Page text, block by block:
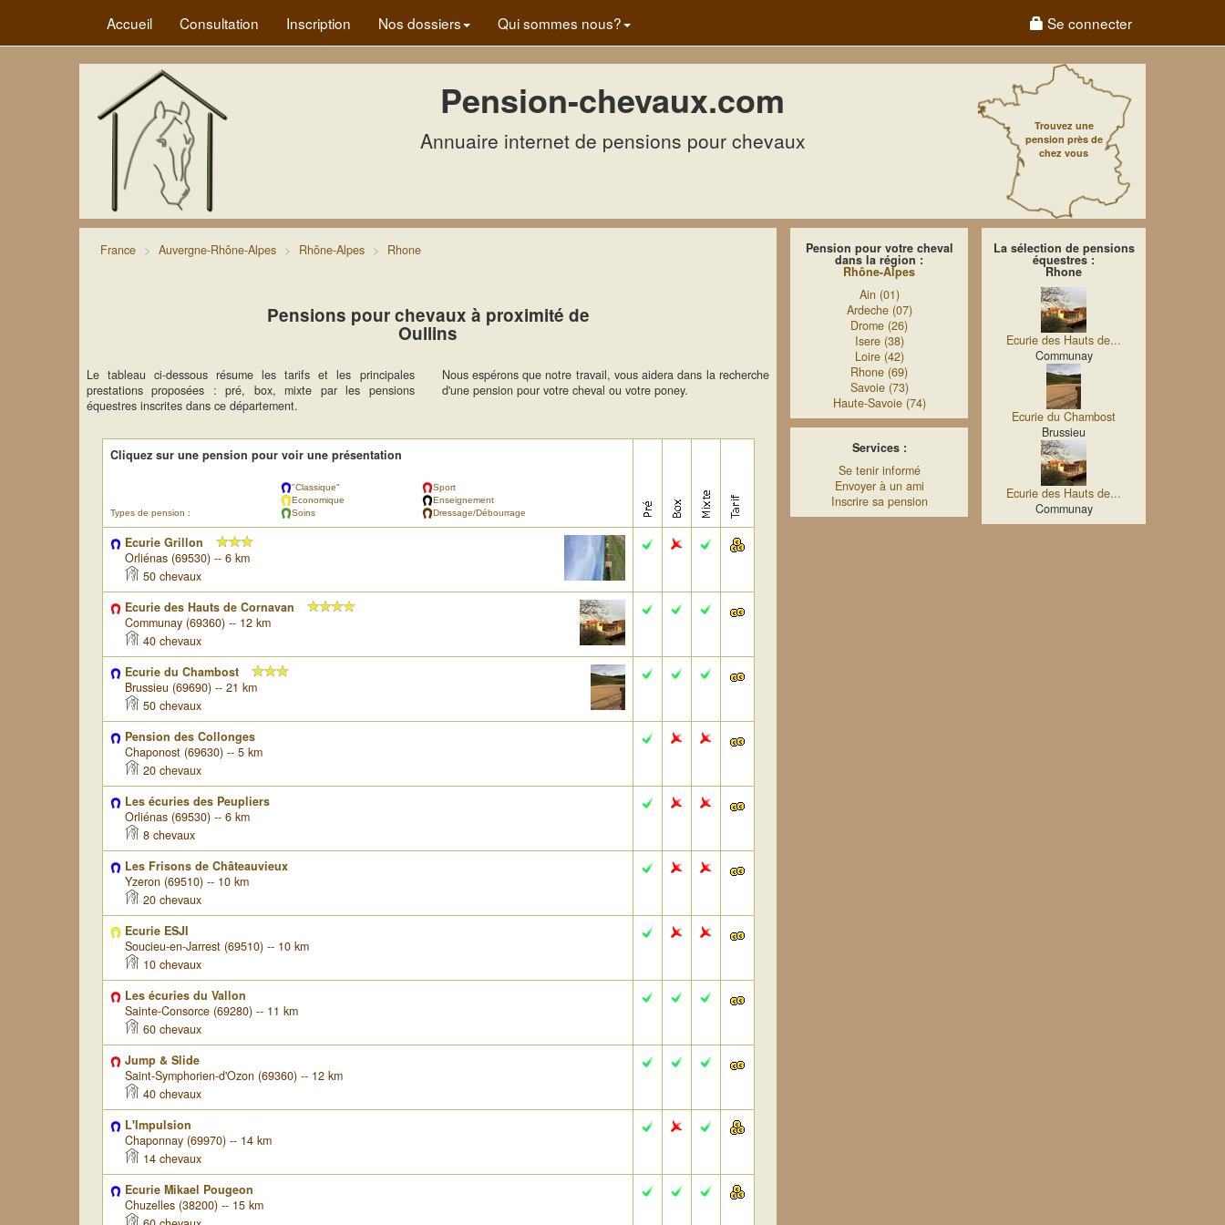
Accueil Consultation Inscription Nos dossiers Qui sommes nous? Se connecter
Pension-chevaux.com
Annuaire internet de pensions pour chevaux
Trouvez une
pension près de
chez vous
France Auvergne-Rhône-Alpes Rhône-Alpes Rhone
Pensions pour chevaux à proximité de
Oullins
Le tableau ci-dessous résume les tarifs et les principales
prestations proposées : pré, box, mixte par les pensions
équestres inscrites dans ce département.
Nous espérons que notre travail, vous aidera dans la recherche
d'une pension pour votre cheval ou votre poney.
Cliquez sur une pension pour voir une présentation
Types de pension :
"Classique"
Economique
Soins
Sport
Enseignement
Dressage/Débourrage
Ecurie Grillon
Orliénas (69530) -- 6 km
50 chevaux
Ecurie des Hauts de Cornavan
Communay (69360) -- 12 km
40 chevaux
Ecurie du Chambost
Brussieu (69690) -- 21 km
50 chevaux
Pension des Collonges
Chaponost (69630) -- 5 km
20 chevaux
Les écuries des Peupliers
Orliénas (69530) -- 6 km
8 chevaux
Les Frisons de Châteauvieux
Yzeron (69510) -- 10 km
20 chevaux
Ecurie ESJI
Soucieu-en-Jarrest (69510) -- 10 km
10 chevaux
Les écuries du Vallon
Sainte-Consorce (69280) -- 11 km
60 chevaux
Jump & Slide
Saint-Symphorien-d'Ozon (69360) -- 12 km
40 chevaux
L'Impulsion
Chaponnay (69970) -- 14 km
14 chevaux
Ecurie Mikael Pougeon
Chuzelles (38200) -- 15 km
Pension pour votre cheval
dans la région :
Rhône-Alpes
Ain (01)
Ardeche (07)
Drome (26)
Isere (38)
Loire (42)
Rhone (69)
Savoie (73)
Haute-Savoie (74)
Services :
Se tenir informé
Envoyer à un ami
Inscrire sa pension
La sélection de pensions
équestres :
Rhone
Ecurie des Hauts de...
Communay
Ecurie du Chambost
Brussieu
Ecurie des Hauts de...
Communay